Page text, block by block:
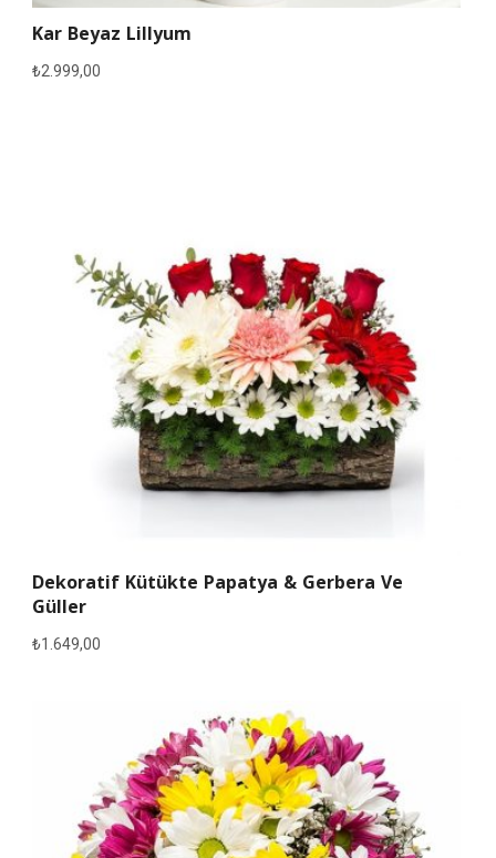
Kar Beyaz Lillyum
₺2.999,00
Dekoratif Kütükte Papatya & Gerbera Ve
Güller
₺1.649,00